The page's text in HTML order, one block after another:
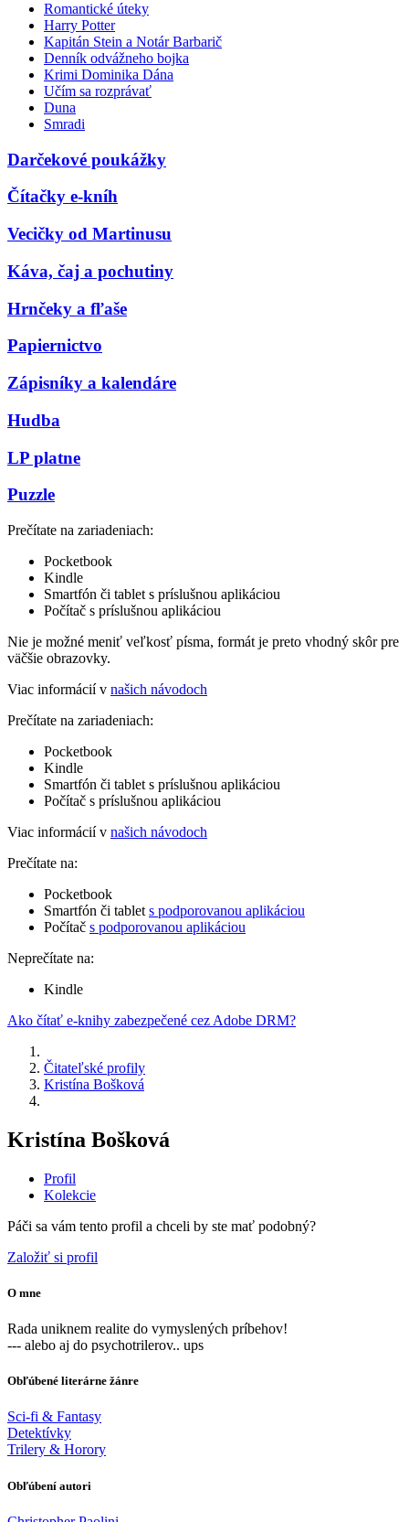
Romantické úteky
Harry Potter
Kapitán Stein a Notár Barbarič
Denník odvážneho bojka
Krimi Dominika Dána
Učím sa rozprávať
Duna
Smradi
Darčekové poukážky
Čítačky e-kníh
Vecičky od Martinusu
Káva, čaj a pochutiny
Hrnčeky a fľaše
Papiernictvo
Zápisníky a kalendáre
Hudba
LP platne
Puzzle
Prečítate na zariadeniach:
Pocketbook
Kindle
Smartfón či tablet s príslušnou aplikáciou
Počítač s príslušnou aplikáciou
Nie je možné meniť veľkosť písma, formát je preto vhodný skôr pre
väčšie obrazovky.
Viac informácií v našich návodoch
Prečítate na zariadeniach:
Pocketbook
Kindle
Smartfón či tablet s príslušnou aplikáciou
Počítač s príslušnou aplikáciou
Viac informácií v našich návodoch
Prečítate na:
Pocketbook
Smartfón či tablet s podporovanou aplikáciou
Počítač s podporovanou aplikáciou
Neprečítate na:
Kindle
Ako čítať e-knihy zabezpečené cez Adobe DRM?
Čitateľské profily
Kristína Bošková
Kristína Bošková
Profil
Kolekcie
Páči sa vám tento profil a chceli by ste mať podobný?
Založiť si profil
O mne
Rada uniknem realite do vymyslených príbehov!
--- alebo aj do psychotrilerov.. ups
Obľúbené literárne žánre
Sci-fi & Fantasy
Detektívky
Trilery & Horory
Obľúbení autori